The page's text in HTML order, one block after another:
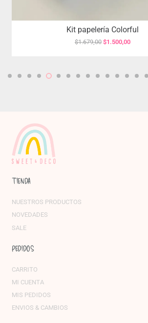
Kit papelería Colorful
$1.679,00 El
$1.679,00.
$1.500,00El
TIENDA
NUESTROS PRODUCTOS
NOVEDADES
SALE
PEDIDOS
CARRITO
MI CUENTA
MIS PEDIDOS
ENVIOS & CAMBIOS